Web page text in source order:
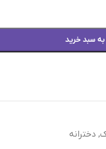
به سبد خرید
, دخترانه